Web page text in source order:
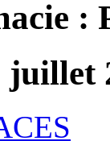
:
juillet